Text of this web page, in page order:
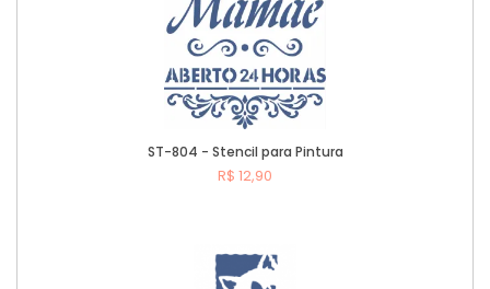
ST-804 - Stencil para Pintura
R$ 12,90